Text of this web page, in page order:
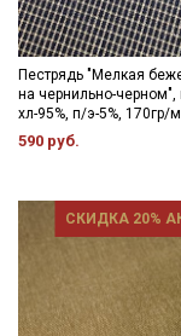
Пестрядь "Мелкая
на чернильно-
хл-95%, п/э-5%, 170гр/
590 руб.
СКИДКА 20%
данныхи даю
данных
Даю